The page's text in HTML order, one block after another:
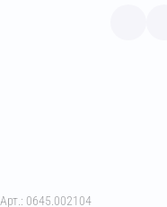
Арт.: 0645.002104